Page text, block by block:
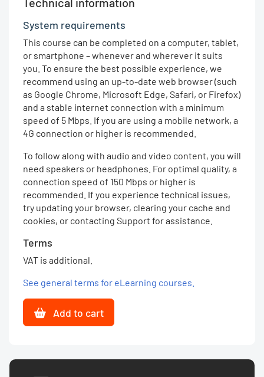
System requirements
This course can be completed on a computer, tablet,
or smartphone – whenever and wherever it suits
you. To ensure the best possible experience, we
recommend using an up-to-date web browser (such
as Google Chrome, Microsoft Edge, Safari, or Firefox)
and a stable internet connection with a minimum
speed of 5 Mbps. If you are using a mobile network, a
4G connection or higher is recommended.
To follow along with audio and video content, you will
need speakers or headphones. For optimal quality, a
connection speed of 150 Mbps or higher is
recommended. If you experience technical issues,
try updating your browser, clearing your cache and
cookies, or contacting Support for assistance.
Terms
VAT is additional.
See general terms for eLearning courses.
Add to cart